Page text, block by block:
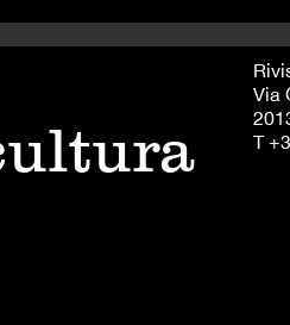
Via
T